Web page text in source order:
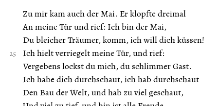
Zu mir kam auch der Mai. Er klopfte dreimal
An meine Tür und rief: Ich bin der Mai,
Du bleicher Träumer, komm, ich will dich küssen!
Ich hielt verriegelt meine Tür, und rief:
Vergebens lockst du mich, du schlimmer Gast.
Ich habe dich durchschaut, ich hab durchschaut
Den Bau der Welt, und hab zu viel geschaut,